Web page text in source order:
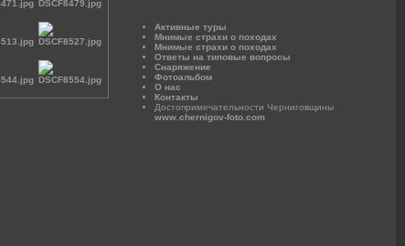
Активные туры
Мнимые страхи о походах
Мнимые страхи о походах
Ответы на типовые вопросы
Снаряжение
Фотоальбом
О нас
Контакты
Достопримечательности Черниговщины
www.chernigov-foto.com